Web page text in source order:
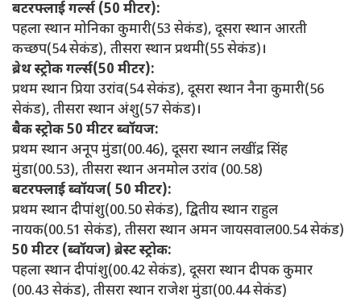
बटरफ्लाई गर्ल्स (50 मीटर):
पहला स्थान मोनिका कुमारी(53 सेकंड), दूसरा स्थान आरती
कच्छप(54 सेकंड), तीसरा स्थान प्रथमी(55 सेकंड)।
ब्रेथ स्ट्रोक गर्ल्स(50 मीटर):
प्रथम स्थान प्रिया उरांव(54 सेकंड), दूसरा स्थान नैना कुमारी(56
सेकंड), तीसरा स्थान अंशु(57 सेकंड)।
बैक स्ट्रोक 50 मीटर ब्वॉयज:
प्रथम स्थान अनूप मुंडा(00.46), दूसरा स्थान लखींद्र सिंह
मुंडा(00.53), तीसरा स्थान अनमोल उरांव (00.58)
बटरफ्लाई ब्वॉयज( 50 मीटर):
प्रथम स्थान दीपांशु(00.50 सेकंड), द्वितीय स्थान राहुल
नायक(00.51 सेकंड), तीसरा स्थान अमन जायसवाल00.54 सेकंड)
50 मीटर (ब्वॉयज) ब्रेस्ट स्ट्रोक:
पहला स्थान दीपांशु(00.42 सेकंड), दूसरा स्थान दीपक कुमार
(00.43 सेकंड), तीसरा स्थान राजेश मुंडा(00.44 सेकंड)